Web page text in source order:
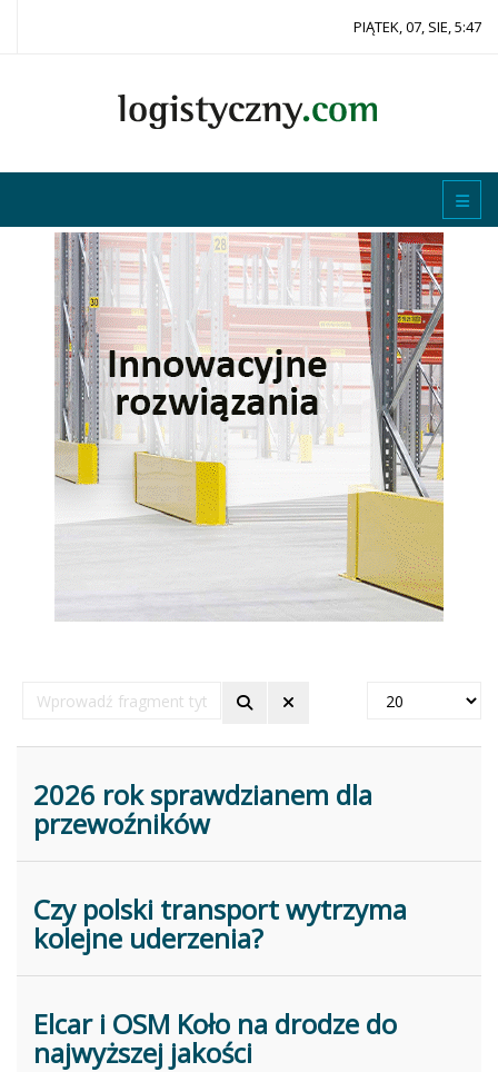
PIĄTEK, 07, SIE, 5:47
Wprowadź
fragment
Pokaż
2026 rok sprawdzianem dla
przewoźników
Czy polski transport wytrzyma
kolejne uderzenia?
Elcar i OSM Koło na drodze do
najwyższej jakości